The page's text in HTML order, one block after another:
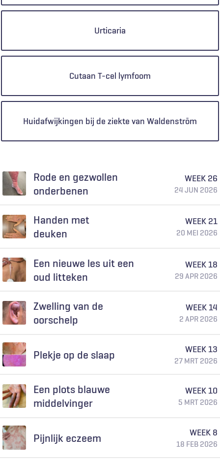
Urticaria
Cutaan T-cel lymfoom
Huidafwijkingen bij de ziekte van Waldenström
Rode en gezwollen
onderbenen
WEEK 26
24 JUN 2026
Handen met
deuken
WEEK 21
20 MEI 2026
Een nieuwe les uit een
oud litteken
WEEK 18
29 APR 2026
Zwelling van de
oorschelp
WEEK 14
2 APR 2026
Plekje op de slaap WEEK 13
27 MRT 2026
Een plots blauwe
middelvinger
WEEK 10
5 MRT 2026
Pijnlijk eczeem WEEK 8
18 FEB 2026